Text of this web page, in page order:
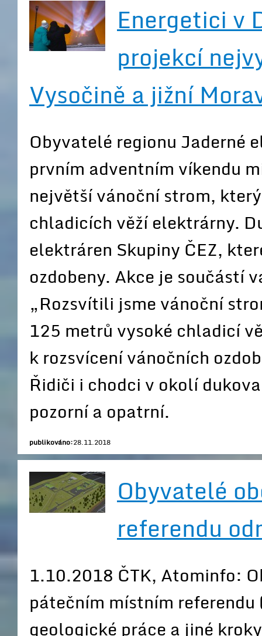
Energetici v
projekcí
Vysočině a jižní
Obyvatelé regionu Jaderné
prvním adventním víkendu
největší vánoční strom,
chladicích věží elektrárny.
elektráren Skupiny ČEZ,
ozdobeny. Akce je součástí
„Rozsvítili jsme vánoční
125 metrů vysoké chladicí
k rozsvícení vánočních
Řidiči i chodci v okolí
pozorní a opatrní.
publikováno:28.11.2018
Obyvatelé
referendu
1.10.2018 ČTK, Atominfo:
pátečním místním
geologické práce a jiné